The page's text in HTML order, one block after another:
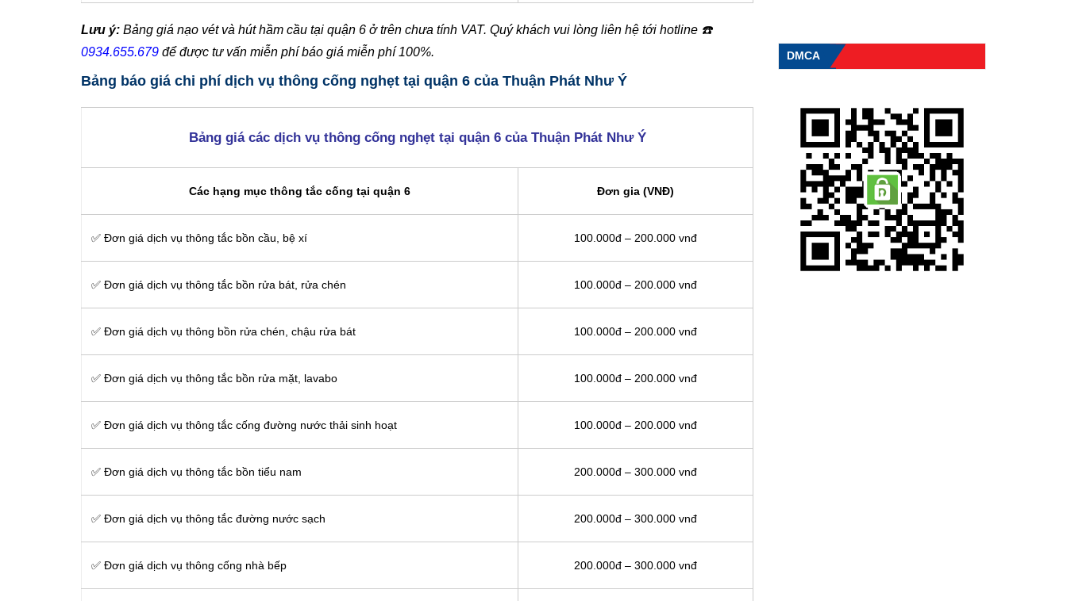
Lưu ý: Bảng giá nạo vét và hút hầm cầu tại quận 6 ở trên chưa tính VAT. Quý khách vui lòng liên hệ tới hotline ☎️
0934.655.679 để được tư vấn miễn phí báo giá miễn phí 100%.
Bảng báo giá chi phí dịch vụ thông cống nghẹt tại quận 6 của Thuận Phát Như Ý
Bảng giá các dịch vụ thông cống nghẹt tại quận 6 của Thuận Phát Như Ý
Các hạng mục thông tắc cống tại quận 6 Đơn gia (VNĐ)
✅ Đơn giá dịch vụ thông tắc bồn cầu, bệ xí 100.000đ – 200.000 vnđ
✅ Đơn giá dịch vụ thông tắc bồn rửa bát, rửa chén 100.000đ – 200.000 vnđ
✅ Đơn giá dịch vụ thông bồn rửa chén, chậu rửa bát 100.000đ – 200.000 vnđ
✅ Đơn giá dịch vụ thông tắc bồn rửa mặt, lavabo 100.000đ – 200.000 vnđ
‎✅ Đơn giá dịch vụ thông tắc cống đường nước thải sinh hoạt 100.000đ – 200.000 vnđ
✅ Đơn giá dịch vụ thông tắc bồn tiểu nam 200.000đ – 300.000 vnđ
✅ Đơn giá dịch vụ thông tắc đường nước sạch 200.000đ – 300.000 vnđ
✅ Đơn giá dịch vụ thông cống nhà bếp 200.000đ – 300.000 vnđ
DMCA